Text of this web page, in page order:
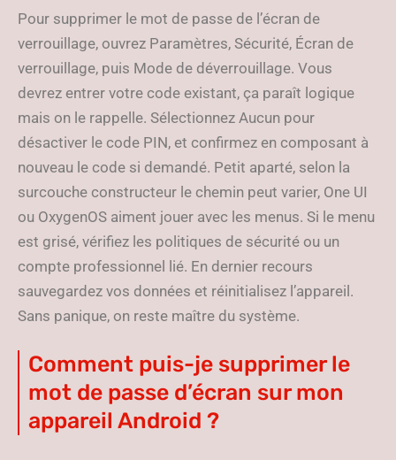
Pour supprimer le mot de passe de l’écran de
verrouillage, ouvrez Paramètres, Sécurité, Écran de
verrouillage, puis Mode de déverrouillage. Vous
devrez entrer votre code existant, ça paraît logique
mais on le rappelle. Sélectionnez Aucun pour
désactiver le code PIN, et confirmez en composant à
nouveau le code si demandé. Petit aparté, selon la
surcouche constructeur le chemin peut varier, One UI
ou OxygenOS aiment jouer avec les menus. Si le menu
est grisé, vérifiez les politiques de sécurité ou un
compte professionnel lié. En dernier recours
sauvegardez vos données et réinitialisez l’appareil.
Sans panique, on reste maître du système.
Comment puis-je supprimer le
mot de passe d’écran sur mon
appareil Android ?